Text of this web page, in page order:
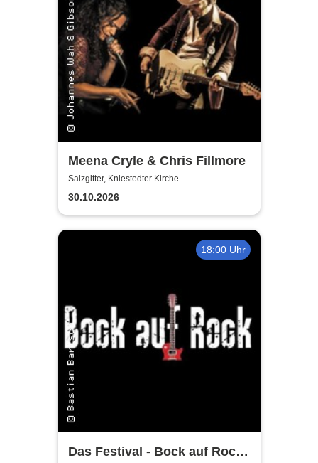
Meena Cryle & Chris Fillmore
Salzgitter, Kniestedter Kirche
30.10.2026
18:00 Uhr
Das Festival - Bock auf Rock